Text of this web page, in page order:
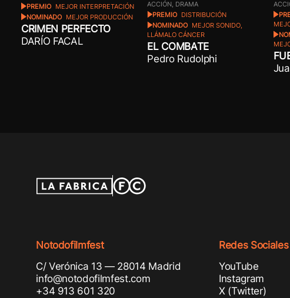
PREMIO
MEJOR INTERPRETACIÓN
NOMINADO
MEJOR PRODUCCIÓN
CRIMEN PERFECTO
DARÍO FACAL
ACCIÓN, DRAMA
PREMIO DISTRIBUCIÓN
NOMINADO MEJOR SONIDO,
LLÁMALO CÁNCER
EL COMBATE
Pedro Rudolphi
Notodofilmfest
C/ Verónica 13 — 28014 Madrid
info@notodofilmfest.com
+34 913 601 320
Redes Sociales
YouTube
Instagram
X (Twitter)